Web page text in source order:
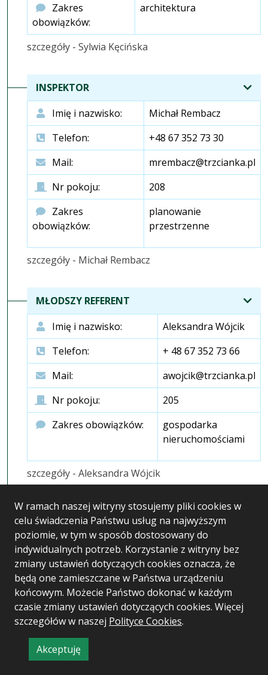
W ramach naszej witryny stosujemy pliki cookies w
celu świadczenia Państwu usług na najwyższym
poziomie, w tym w sposób dostosowany do
indywidualnych potrzeb. Korzystanie z witryny bez
zmiany ustawień dotyczących cookies oznacza, że
będą one zamieszczane w Państwa urządzeniu
końcowym. Możecie Państwo dokonać w każdym
czasie zmiany ustawień dotyczących cookies. Więcej
szczegółów w naszej Polityce Cookies.
Akceptuję
informację
szczegóły - Sylwia Kęcińska
Zakres
obowiązków:
architektura
INSPEKTOR
szczegóły - Michał Rembacz
Imię i nazwisko:
Michał Rembacz
Telefon:
+48 67 352 73 30
Mail:
mrembacz@trzcianka.pl
Nr pokoju:
208
Zakres
obowiązków:
planowanie
przestrzenne
MŁODSZY REFERENT
szczegóły - Aleksandra Wójcik
Imię i nazwisko:
Aleksandra Wójcik
Telefon:
+ 48 67 352 73 66
Mail:
awojcik@trzcianka.pl
Nr pokoju:
205
Zakres obowiązków:
gospodarka
nieruchomościami
STARSZY INSPEKTOR
Imię i nazwisko:
Ewa Włodek
Telefon:
+ 48 67 352 73 21
Mail:
ewlodek@trzcianka.pl
Nr pokoju:
205
Zakres obowiązków: